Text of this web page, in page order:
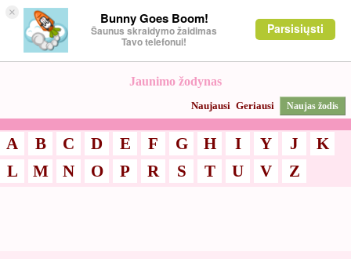
× Bunny Goes Boom!
Šaunus skraidymo žaidimas
Tavo telefonui!
Parsisiųsti
Jaunimo žodynas
Naujausi Geriausi Naujas žodis
A B C D E F G H I Y J
K
L
M N O P R S T U V Z